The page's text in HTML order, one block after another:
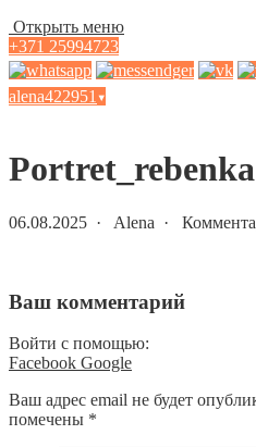
Открыть меню
+371 25994723
alena422951 ▾
06.08.2025 · Alena ·
Ваш комментарий
Войти с помощью:
Facebook Google
Ваш адрес email не будет
помечены *